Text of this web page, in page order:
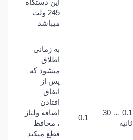
این دستگاه
245 ولت
میباشد
0.1 … 30
ثانیه
0.1
به زمانی
اطلاق
میشود که
پس از
اتفاق
افتادن
اضافه ولتاژ
، محافظ
قطع میکند